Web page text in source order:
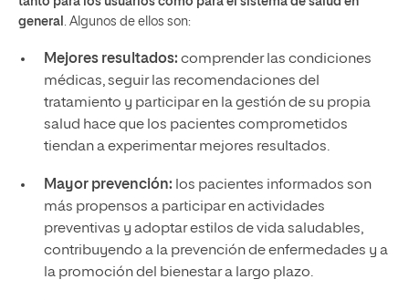
general . Algunos de ellos son:
Mejores resultados: comprender las condiciones
médicas, seguir las recomendaciones del
tratamiento y participar en la gestión de su propia
salud hace que los pacientes comprometidos
tiendan a experimentar mejores resultados.
Mayor prevención: los pacientes informados son
más propensos a participar en actividades
preventivas y adoptar estilos de vida saludables,
contribuyendo a la prevención de enfermedades y a
la promoción del bienestar a largo plazo.